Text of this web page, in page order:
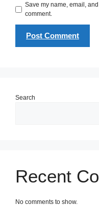
Save my name, email,
comment.
Search
Recent
No comments to show.